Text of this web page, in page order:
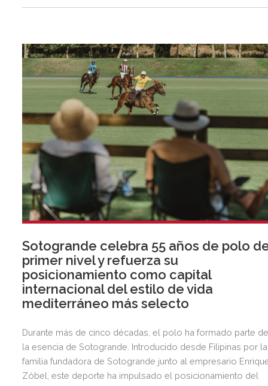
Sotogrande celebra 55 años de polo
primer nivel y refuerza su
posicionamiento como capital
internacional del estilo de vida
mediterráneo más selecto
Durante más de cinco décadas, el polo ha formado parte
la esencia de Sotogrande. Introducido desde Filipinas por la
familia fundadora de Sotogrande junto al empresario
Zóbel, este deporte ha impulsado el posicionamiento del